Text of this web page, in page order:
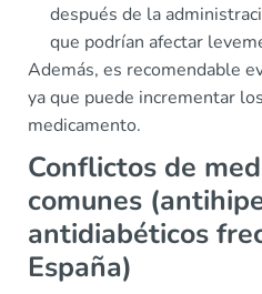
después de la
que podrían afectar
Además, es recomendable
ya que puede incrementar
medicamento.
Conflictos de
comunes
antidiabéticos
España)